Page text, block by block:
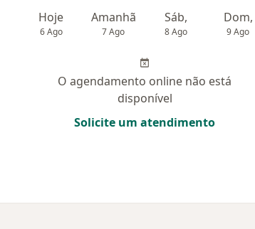
Hoje
6 Ago
Amanhã
7 Ago
Sáb,
8 Ago
Dom,
9 Ago
O agendamento online não está
disponível
Solicite um atendimento